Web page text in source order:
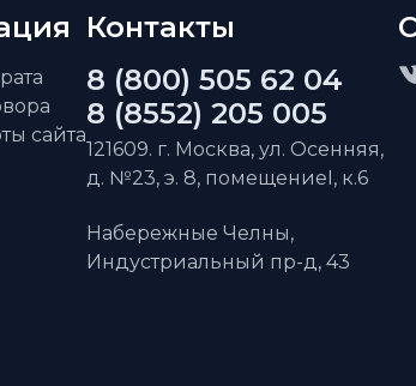
сайта
Контакты
8 (800) 505 62 04
8 (8552) 205 005
121609. г. Москва, ул. Осенняя,
д. №23, э. 8, помещениеI, к.6
Набережные Челны,
Индустриальный пр-д, 43